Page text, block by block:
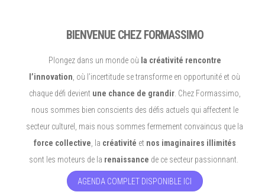
BIENVENUE CHEZ FORMASSIMO
Plongez dans un monde où la créativité rencontre
l’innovation, où l’incertitude se transforme en opportunité et où
chaque défi devient une chance de grandir. Chez Formassimo,
nous sommes bien conscients des défis actuels qui affectent le
secteur culturel, mais nous sommes fermement convaincus que la
force collective, la créativité et nos imaginaires illimités
sont les moteurs de la renaissance de ce secteur passionnant.
AGENDA COMPLET DISPONIBLE ICI